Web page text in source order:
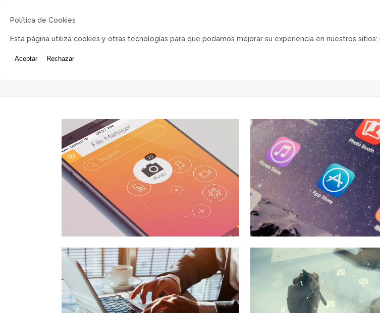
Política de Cookies
Esta página utiliza cookies y otras tecnologías para que podamos mejorar su experiencia en nuestros sitios:
Aceptar Rechazar